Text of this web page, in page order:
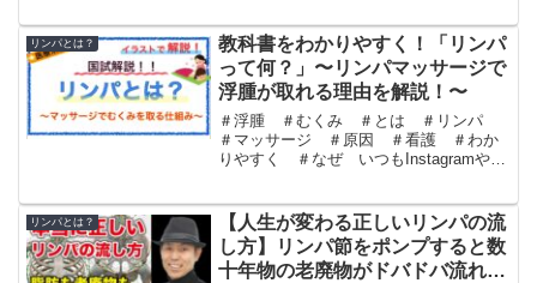
リンパとは？
教科書をわかりやすく！「リンパ
って何？」〜リンパマッサージで
浮腫が取れる理由を解説！〜
＃浮腫 ＃むくみ ＃とは ＃リンパ
＃マッサージ ＃原因 ＃看護 ＃わか
りやすく ＃なぜ いつもInstagramや
解説してみました！「そもそもリンパと
は？」「リ...
リンパとは？
【人生が変わる正しいリンパの流
し方】リンパ節をポンプすると数
十年物の老廃物がドバドバ流れて